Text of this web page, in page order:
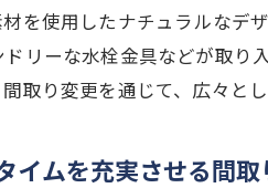
高機能
を使用したナチュラルなデ
リーな水栓金具などが取り
取り変更を通じて、広々と
イムを充実させる間取